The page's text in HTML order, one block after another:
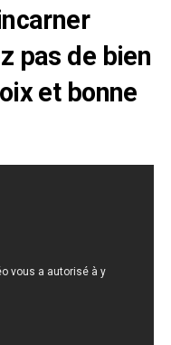
pas de bien
et bonne